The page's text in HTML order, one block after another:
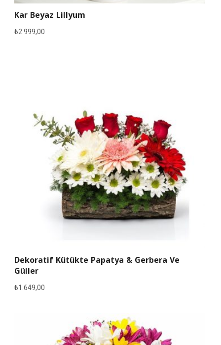
Kar Beyaz Lillyum
₺2.999,00
Dekoratif Kütükte Papatya & Gerbera Ve
Güller
₺1.649,00